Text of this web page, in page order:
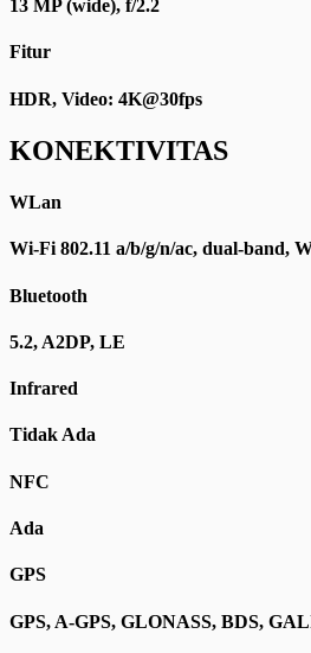
13 MP (wide), f/2.2
Fitur
HDR, Video: 4K@30fps
KONEKTIVITAS
WLan
Wi-Fi 802.11 a/b/g/n/ac, dual-band,
Bluetooth
5.2, A2DP, LE
Infrared
Tidak Ada
NFC
Ada
GPS
GPS, A-GPS, GLONASS, BDS,